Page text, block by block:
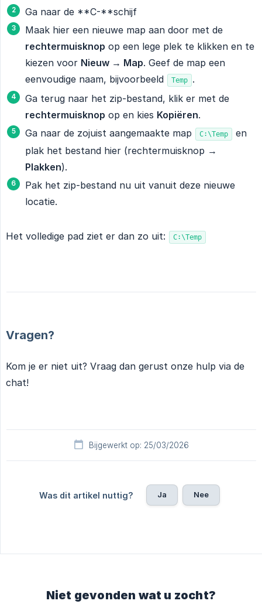
Ga naar de **C-**schijf
Maak hier een nieuwe map aan door met de
rechtermuisknop op een lege plek te klikken en te
kiezen voor Nieuw → Map. Geef de map een
eenvoudige naam, bijvoorbeeld
Temp .
Ga terug naar het zip-bestand, klik er met de
rechtermuisknop op en kies Kopiëren.
Ga naar de zojuist aangemaakte map
C:\Temp
en
plak het bestand hier (rechtermuisknop →
Plakken).
Pak het zip-bestand nu uit vanuit deze nieuwe
locatie.
Het volledige pad ziet er dan zo uit: C:\Temp
Vragen?
Kom je er niet uit? Vraag dan gerust onze hulp via de
chat!
Bijgewerkt op: 25/03/2026
Was dit artikel nuttig? Ja Nee
Niet gevonden wat u zocht?